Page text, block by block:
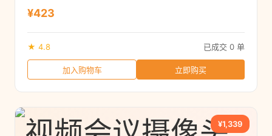
¥423
★ 4.8 已成交 0 单
加入购物车 立即购买
¥1,339